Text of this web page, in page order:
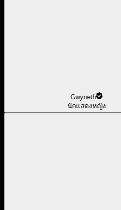
Gwyneth
นักแสดงหญิง